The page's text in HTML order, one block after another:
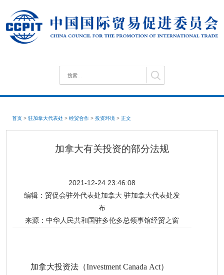
首页 > 驻加拿大代表处 > 经贸合作 > 投资环境 > 正文
加拿大有关投资的部分法规
2021-12-24 23:46:08
编辑： 贸促会驻外代表处加拿大 驻加拿大代表处发
布
来源： 中华人民共和国驻多伦多总领事馆经贸之窗
加拿大投资法（Investment Canada Act）